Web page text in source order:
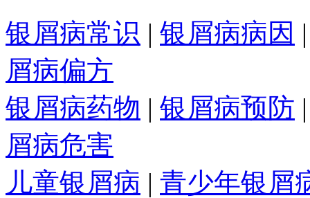
银屑病常识 | 银屑病病因
屑病偏方
银屑病药物 | 银屑病预防
屑病危害
儿童银屑病 | 青少年银屑